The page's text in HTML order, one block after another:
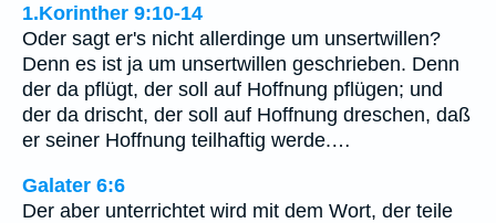
1.Korinther 9:10-14
Oder sagt er's nicht allerdinge um unsertwillen?
Denn es ist ja um unsertwillen geschrieben. Denn
der da pflügt, der soll auf Hoffnung pflügen; und
der da drischt, der soll auf Hoffnung dreschen, daß
er seiner Hoffnung teilhaftig werde.…
Galater 6:6
Der aber unterrichtet wird mit dem Wort, der teile